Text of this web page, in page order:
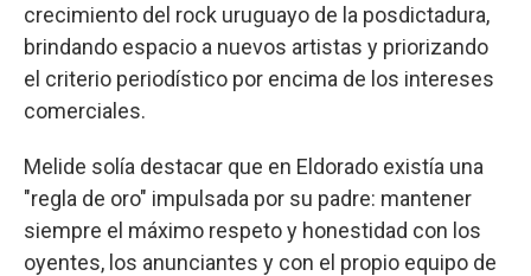
crecimiento del rock uruguayo de la posdictadura,
brindando espacio a nuevos artistas y priorizando
el criterio periodístico por encima de los intereses
comerciales.
Melide solía destacar que en Eldorado existía una
"regla de oro" impulsada por su padre: mantener
siempre el máximo respeto y honestidad con los
oyentes, los anunciantes y con el propio equipo de